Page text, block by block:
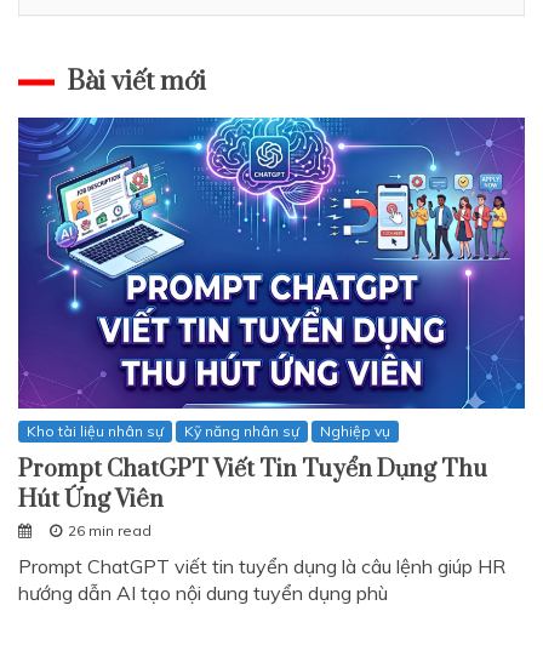
Bài viết mới
Kho tài liệu nhân sự Kỹ năng nhân sự Nghiệp vụ
Prompt ChatGPT Viết Tin Tuyển Dụng Thu
Hút Ứng Viên
26 min read
Prompt ChatGPT viết tin tuyển dụng là câu lệnh giúp HR
hướng dẫn AI tạo nội dung tuyển dụng phù